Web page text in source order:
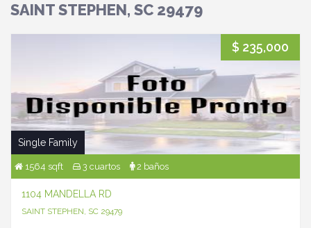
SAINT STEPHEN, SC 29479
$ 235,000
Single Family
1564 sqft 3 cuartos 2 baños
1104 MANDELLA RD
SAINT STEPHEN, SC 29479